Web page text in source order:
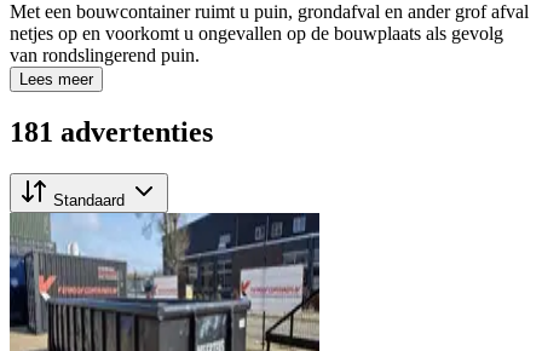
Met een bouwcontainer ruimt u puin, grondafval en ander grof afval
netjes op en voorkomt u ongevallen op de bouwplaats als gevolg
van rondslingerend puin.
Lees meer
181 advertenties
Standaard